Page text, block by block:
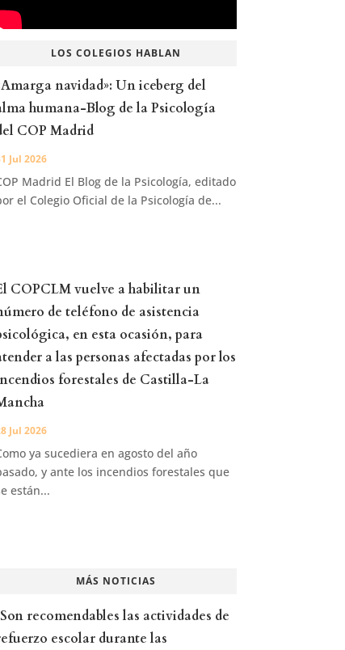
LOS COLEGIOS HABLAN
navidad»: Un iceberg del
humana-Blog de la Psicología
COP Madrid
Jul 2026
Madrid El Blog de la Psicología, editado
el Colegio Oficial de la Psicología de...
COPCLM vuelve a habilitar un
de teléfono de asistencia
en esta ocasión, para
a las personas afectadas por los
forestales de Castilla-La
Jul 2026
ya sucediera en agosto del año
y ante los incendios forestales que
están...
MÁS NOTICIAS
recomendables las actividades de
escolar durante las